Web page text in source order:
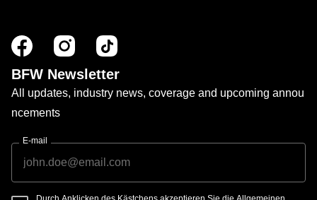
BFW Newsletter
All updates, industry news, coverage and upcoming annou
ncements
E-mail